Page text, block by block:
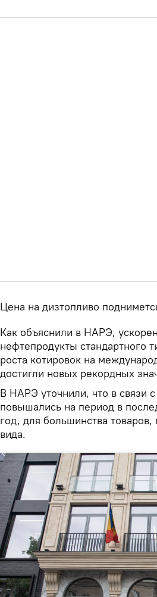
Цена на дизтопливо
Как объяснили в НАРЭ,
нефтепродукты стандартного
роста котировок на
достигли новых рекордных
В НАРЭ уточнили, что в связи
повышались на период в
год, для большинства
вида.